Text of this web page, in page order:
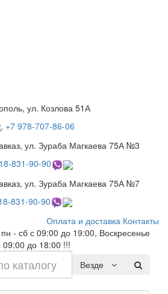
ул. Козлова 51А
, +7 978-707-86-06
ул. Зураба Магкаева 75А №3
831-90-90
ул. Зураба Магкаева 75А №7
831-90-90
Оплата и доставка Контакты
- сб с 09:00 до 19:00, Воскресенье
09:00 до 18:00 !!!
Везде